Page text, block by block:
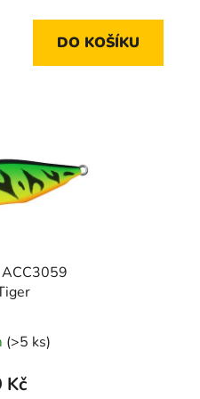
DO KOŠÍKU
(>5 ks)
Kč